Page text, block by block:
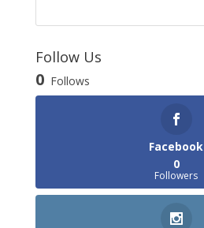
Follow Us
0 Follows
Facebook
0
Followers